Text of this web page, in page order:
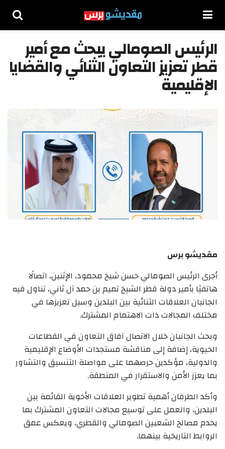
الرئيس الصومالي يبحث مع أمير
قطر تعزيز التعاون الثنائي والقضايا
الإقليمية
مقديشو برس
أجرى الرئيس الصومالي حسن شيخ محمود، الإثنين، اتصالًا
هاتفيًا بأمير دولة قطر الشيخ تميم بن حمد آل ثاني، تناول فيه
الجانبان العلاقات الثنائية بين البلدين وسبل تعزيزها في
مختلف المجالات ذات الاهتمام المشترك.
وبحث الجانبان خلال الاتصال آفاق التعاون في القطاعات
الحيوية، إضافة إلى مناقشة مستجدات الأوضاع الإقليمية
والدولية، مؤكدين حرصهما على مواصلة التنسيق والتشاور
بما يعزز الأمن والاستقرار في المنطقة.
وأكد الطرفان أهمية تطوير العلاقات الأخوية القائمة بين
البلدين، والعمل على توسيع مجالات التعاون المشترك بما
يخدم مصالح الشعبين الصومالي والقطري، ويعكس عمق
الروابط التاريخية بينهما.